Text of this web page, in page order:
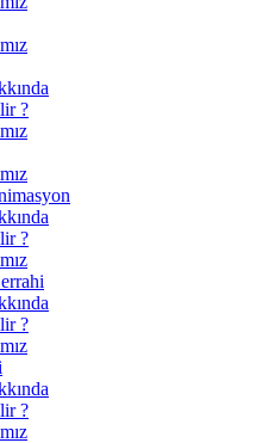
?
?
?
?